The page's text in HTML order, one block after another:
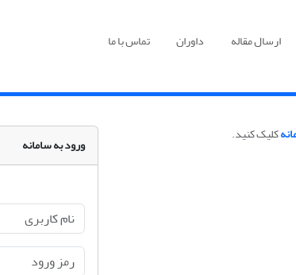
ارسال مقاله داوران تماس با ما
کلیک کنید.
ورود به سامانه